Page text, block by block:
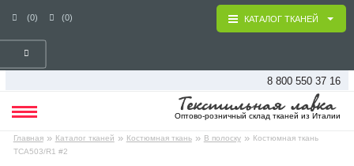
(0) (0)
8 800 550 37 16
Оптово-розничный склад тканей из Италии
Главная » Каталог тканей » Костюмная ткань » В полоску » Костюмная ткань
TCA503/R1 #2
КАТАЛОГ ТКАНЕЙ